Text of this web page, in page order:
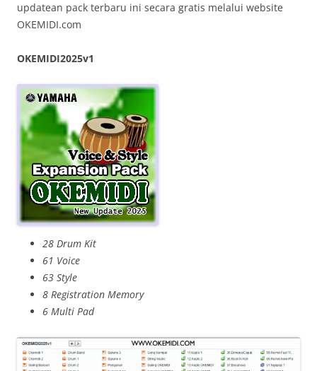
updatean pack terbaru ini secara gratis melalui website
OKEMIDI.com
OKEMIDI2025v1
28 Drum Kit
61 Voice
63 Style
8 Registration Memory
6 Multi Pad